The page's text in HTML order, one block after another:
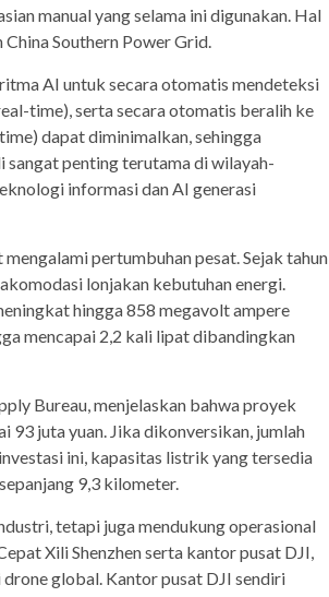
manual yang selama ini digunakan. Hal
Southern Power Grid.
AI untuk secara otomatis mendeteksi
time), serta secara otomatis beralih ke
dapat diminimalkan, sehingga
sangat penting terutama di wilayah-
informasi dan AI generasi
pertumbuhan pesat. Sejak tahun
lonjakan kebutuhan energi.
hingga 858 megavolt ampere
mencapai 2,2 kali lipat dibandingkan
Bureau, menjelaskan bahwa proyek
93 juta yuan. Jika dikonversikan, jumlah
ini, kapasitas listrik yang tersedia
9,3 kilometer.
tetapi juga mendukung operasional
Xili Shenzhen serta kantor pusat DJI,
global. Kantor pusat DJI sendiri